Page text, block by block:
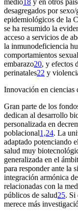
medio18 y en otros
desagregados por
epidemiológicos de la
se ha resumido la
acceso a servicios de
la inmunodeficiencia
comportamientos
embarazo20, y efectos
perinatales22 y
Innovación en
Gran parte de los
dedican al desarrollo
personalizada en
poblacional1,24. La
adaptado potenciando
salud muy
generalizada en el
para responder ante la
integración armónica
relacionadas con la
públicos de salud25. Si
merece más